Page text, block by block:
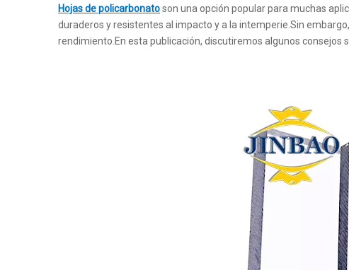
Hojas de policarbonatoson una opción popular para muchas
duraderos y resistentes al impacto y a la intemperie.Sin
rendimiento.En esta publicación, discutiremos algunos